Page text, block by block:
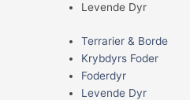
Levende Dyr
Terrarier & Borde
Krybdyrs Foder
Foderdyr
Levende Dyr